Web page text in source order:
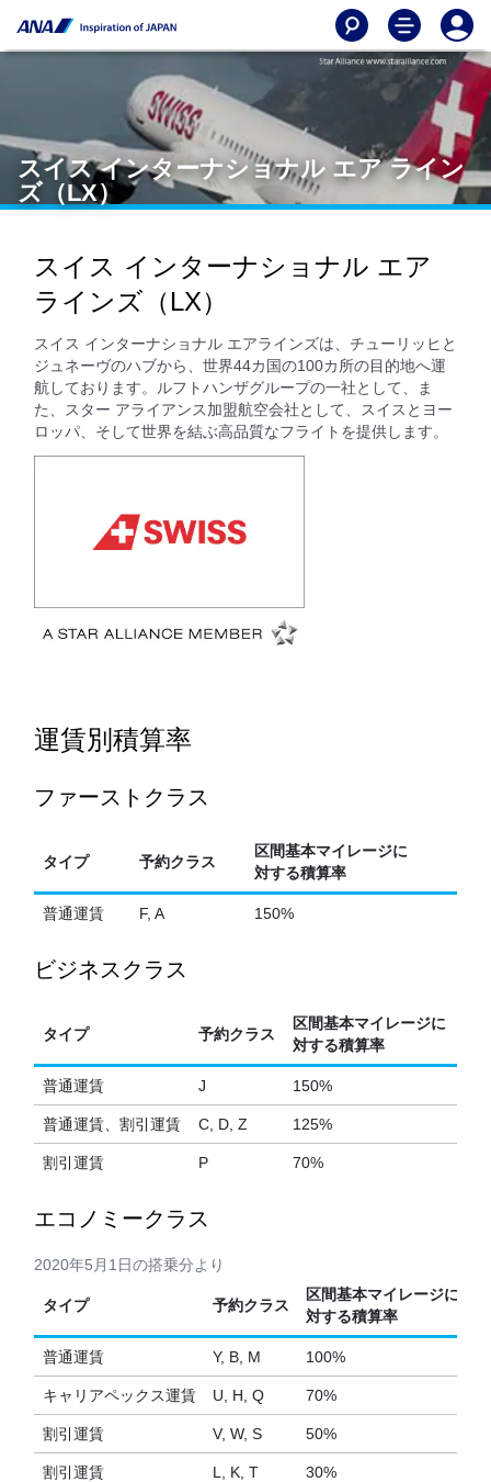
スイス インターナショナル エア ライン
ズ（LX）
スイス インターナショナル エア
ラインズ（LX）
スイス インターナショナル エアラインズは、チューリッヒと
ジュネーヴのハブから、世界44カ国の100カ所の目的地へ運
航しております。ルフトハンザグループの一社として、ま
た、スター アライアンス加盟航空会社として、スイスとヨー
ロッパ、そして世界を結ぶ高品質なフライトを提供します。
運賃別積算率
ファーストクラス
タイプ 予約クラス
区間基本マイレージに
対する積算率
普通運賃 F, A 150%
ビジネスクラス
タイプ 予約クラス
区間基本マイレージに
対する積算率
普通運賃 J 150%
普通運賃、割引運賃 C, D, Z 125%
割引運賃 P 70%
エコノミークラス
2020年5月1日の搭乗分より
タイプ 予約クラス
区間基本マイレージに
対する積算率
普通運賃 Y, B, M 100%
キャリアペックス運賃 U, H, Q 70%
割引運賃 V, W, S 50%
割引運賃 L, K, T 30%